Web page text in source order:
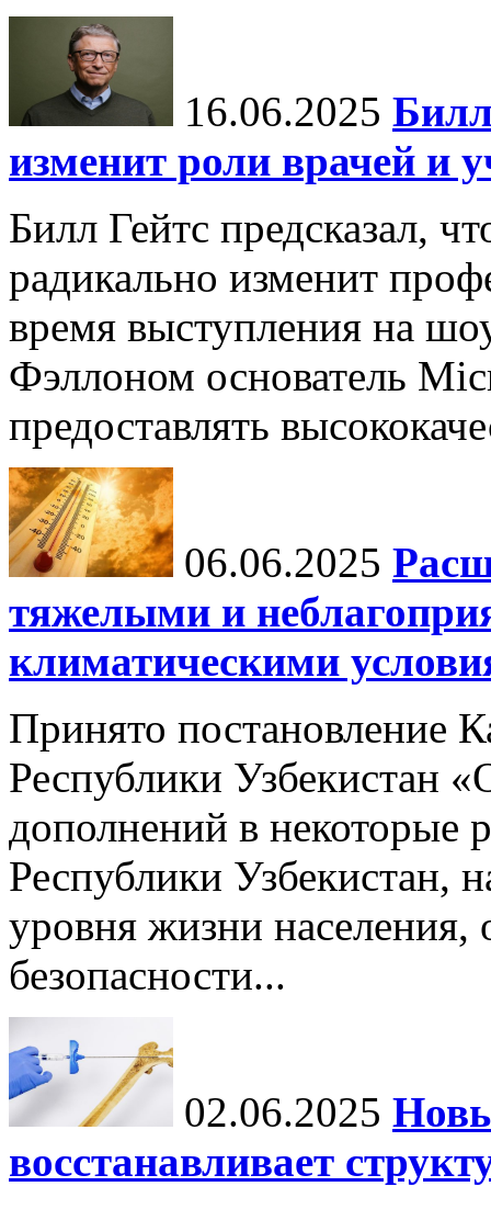
16.06.2025
изменит роли врачей и
Билл Гейтс предсказал,
радикально изменит
время выступления на
Фэллоном основатель
предоставлять
06.06.2025
тяжелыми и
климатическими
Принято постановление
Республики Узбекистан
дополнений в некоторые
Республики Узбекистан,
уровня жизни населения,
безопасности...
02.06.2025
восстанавливает